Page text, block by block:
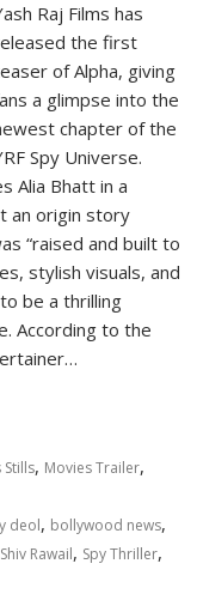
Raj Films has
the first
of Alpha, giving
a glimpse into the
chapter of the
Spy Universe.
Alia Bhatt in a
an origin story
“raised and built to
stylish visuals, and
be a thrilling
According to the
Stills, Movies Trailer,
deol, bollywood news,
Shiv Rawail, Spy Thriller,